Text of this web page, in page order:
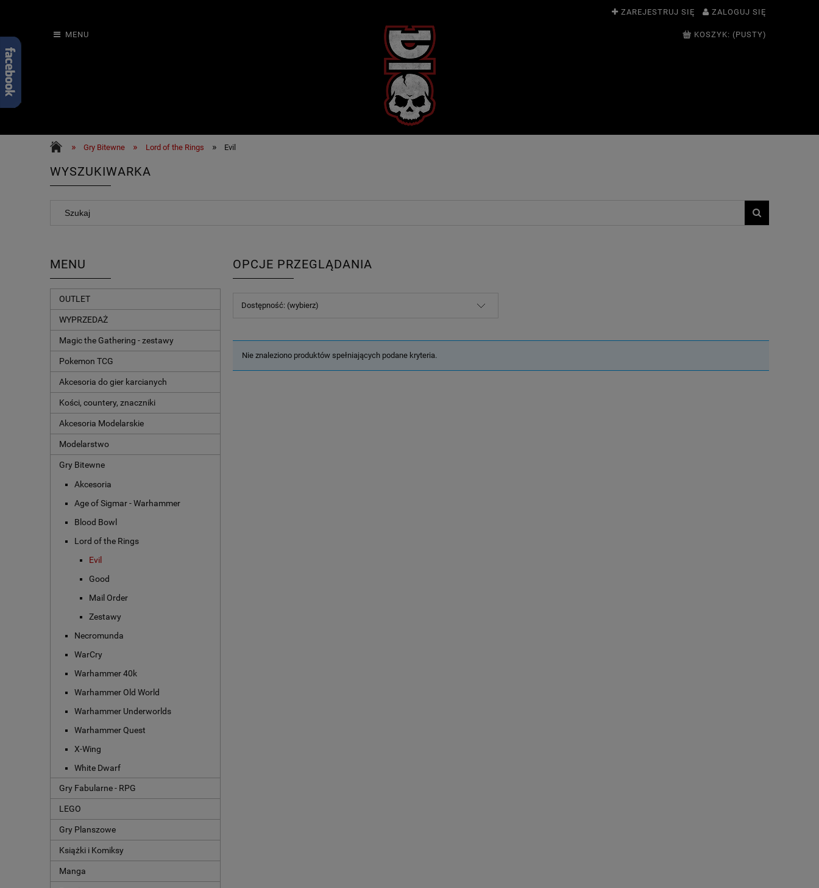
ZAREJESTRUJ SIĘ ZALOGUJ SIĘ
MENU KOSZYK: (PUSTY)
» Gry Bitewne » Lord of the Rings » Evil
WYSZUKIWARKA
MENU
OUTLET
WYPRZEDAŻ
Magic the Gathering - zestawy
Pokemon TCG
Akcesoria do gier karcianych
Kości, countery, znaczniki
Akcesoria Modelarskie
Modelarstwo
Gry Bitewne
Akcesoria
Age of Sigmar - Warhammer
Blood Bowl
Lord of the Rings
Evil
Good
Mail Order
Zestawy
Necromunda
WarCry
Warhammer 40k
Warhammer Old World
Warhammer Underworlds
Warhammer Quest
X-Wing
White Dwarf
Gry Fabularne - RPG
LEGO
Gry Planszowe
Książki i Komiksy
Manga
OPCJE PRZEGLĄDANIA
Dostępność: (wybierz)
Nie znaleziono produktów spełniających podane kryteria.